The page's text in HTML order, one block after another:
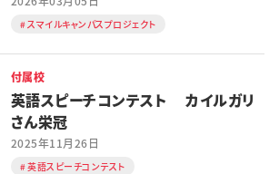
スマイルキャンパスプロジェクト
付属校
英語スピーチコンテスト カイルガリ
さん栄冠
2025年11月26日
英語スピーチコンテスト